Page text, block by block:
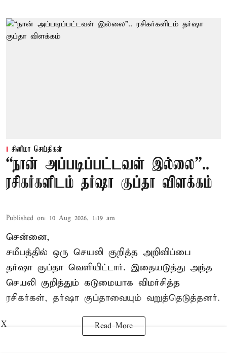
சினிமா செய்திகள்
“நான் அப்படிப்பட்டவள் இல்லை”..
ரசிகர்களிடம் தர்ஷா குப்தா விளக்கம்
Published on: 10 Aug 2026, 1:19 am
சென்னை,
சமீபத்தில் ஒரு செயலி குறித்த அறிவிப்பை
தர்ஷா குப்தா வெளியிட்டார். இதையடுத்து அந்த
செயலி குறித்தும் கடுமையாக விமர்சித்த
ரசிகர்கள், தர்ஷா குப்தாவையும் வறுத்தெடுத்தனர்.
Read More
X